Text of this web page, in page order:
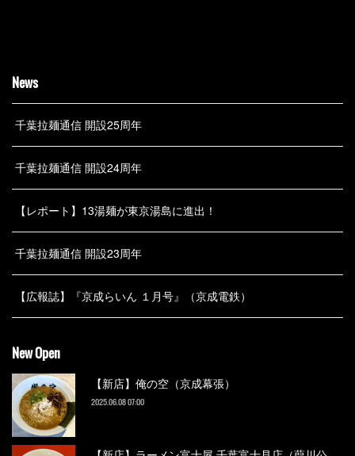
News
千葉拉麺通信 開設25周年
千葉拉麺通信 開設24周年
【レポート】13湯麺が東京湯島に進出！
千葉拉麺通信 開設23周年
【広報誌】『京成らいん １月号』（京成電鉄）
New Open
【新店】俺の空（京成幕張）
2025.06.08 07:00